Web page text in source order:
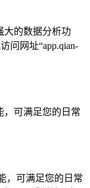
大的数据分析功
问网址“app.qian-
，可满足您的日常
，可满足您的日常